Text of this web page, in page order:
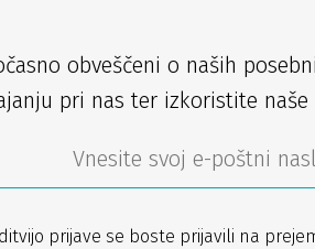
obveščeni o naših
pri nas ter izkoristite naše
prijave se boste prijavili na